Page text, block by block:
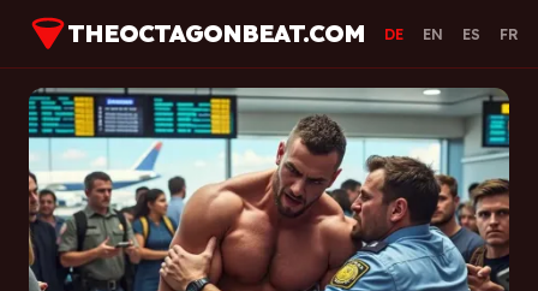
THEOCTAGONBEAT.COM DE EN ES FR